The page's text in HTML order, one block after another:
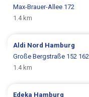
Max-Brauer-Allee 172
1.4 km
Aldi Nord Hamburg
Große Bergstraße 152 162
1.4 km
Edeka Hamburg